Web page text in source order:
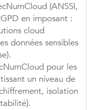
(ANSSI,
en imposant :
cloud
données sensibles
pour les
un niveau de
isolation